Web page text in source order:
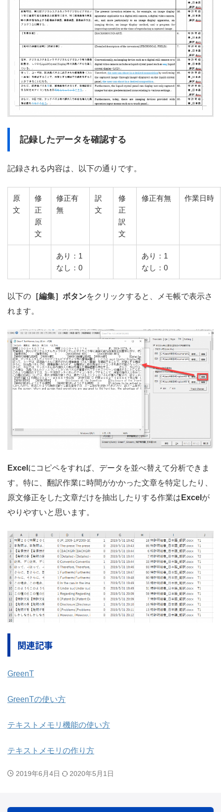
記録したデータを確認する
記録される内容は、以下の通りです。
原
文
修
正
原
文
修正有
無
訳
文
修
正
訳
文
修正有無 作業日時
あり：1
なし：0
あり：1
なし：0
以下の ［編集］ボタンをクリックすると、メモ帳で表示さ
れます。
Excel にコピペをすれば、データを並べ替えて分析できま
す。特に、翻訳作業に時間がかかった文章を特定したり、
原文修正をした文章だけを抽出したりする作業は Excel が
やりやすいと思います。
関連記事
GreenT
GreenTの使い方
テキストメモリ機能の使い方
テキストメモリの作り方
2019年6月4日 2020年5月1日